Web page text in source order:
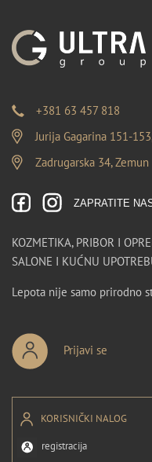
+381 63 457 818
Jurija Gagarina 151-
Zadrugarska 34, Zemun
ZAPRATITE
KOZMETIKA, PRIBOR I
SALONE I KUĆNU
Lepota nije samo prirodno
Prijavi se
KORISNIČKI NALOG
registracija